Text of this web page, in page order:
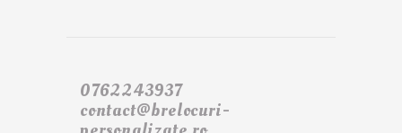
0762243937
contact@brelocuri-